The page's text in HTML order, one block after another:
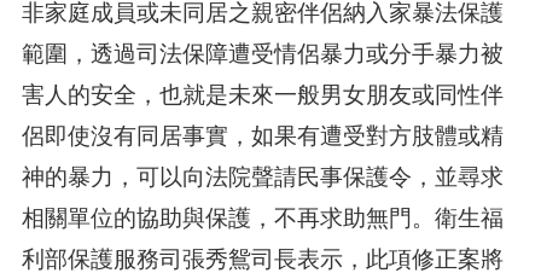
非家庭成員或未同居之親密伴侶納入家暴法保護
範圍，透過司法保障遭受情侶暴力或分手暴力被
害人的安全，也就是未來一般男女朋友或同性伴
侶即使沒有同居事實，如果有遭受對方肢體或精
神的暴力，可以向法院聲請民事保護令，並尋求
相關單位的協助與保護，不再求助無門。衛生福
利部保護服務司張秀鴛司長表示，此項修正案將